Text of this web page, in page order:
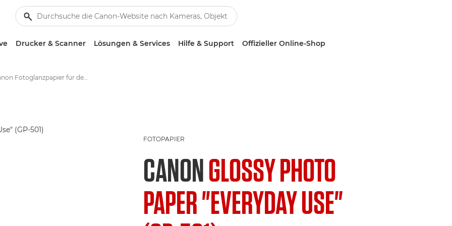
Drucker & Scanner Lösungen & Services Hilfe & Support Offizieller Online-Shop
Canon Fotoglanzpapier für den täglichen Einsatz GP-501 - A4, 4x6"
FOTOPAPIER
CANONGLOSSY PHOTO
PAPER "EVERYDAY USE"